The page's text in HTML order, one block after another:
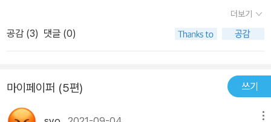
상을 변화시키는 것은 아니다.책이 됐든 무엇이 됐든 일단 사람의 마
음을 움직여야 하고,마음이 어떻게든 움직여야 행동의 변화로 이어진
읽었다고 인생역전이 일어나지 않는다. 책만큼 효율성이 떨어지는 것
도 없다. 그럼에도 불구하고 우리는 왜 책을 읽어야만 하는 것일까?
반대로 생각해보자. 책을 읽지 않으면 결코 인생이 역전되는 일은 벌
가의 말투를 따라 적는 걸로도 글쓰기 훈련은 할 수 있다는 것.부지런
해질 필요가 있다!--------------161206 다 읽고 나서-----------
---책 요약을 하자면 이렇다. 작가님은 요약을 싫어하실지도 ㅎㅎ'나
시간과 돈과 노력과 시력을 빼앗겼을 뿐. 책을 읽고 난 후엔 긍정적인
사고를 할 수 있었고, 집안이 화목해졌고, 아이가 독서하는 습관을 갖
더보기
공감 (3) 댓글 (0)
마이페이퍼 (5편) 쓰기